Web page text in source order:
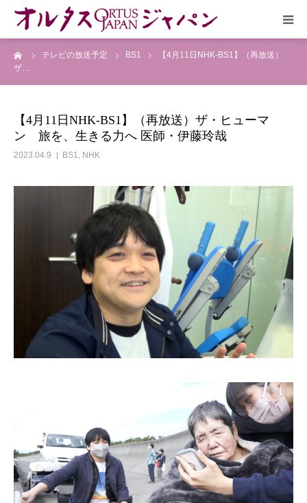
テレビの放送予定 BS1
【4月11日NHK-BS1】（再放送）
ザ…
【4月11日NHK-BS1】（再放送）ザ・ヒューマ
ン 旅を、生きる力へ 医師・伊藤玲哉
2023.04.9 BS1, NHK
HOME
作品リスト
リクルート
お問合せ